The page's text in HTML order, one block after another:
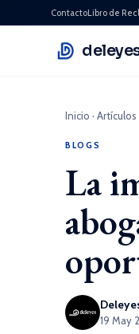
ContactoLibro de
Inicio · Artículos
BLOGS
La
19 May